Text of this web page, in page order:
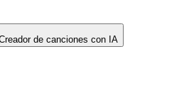
de canciones con IA